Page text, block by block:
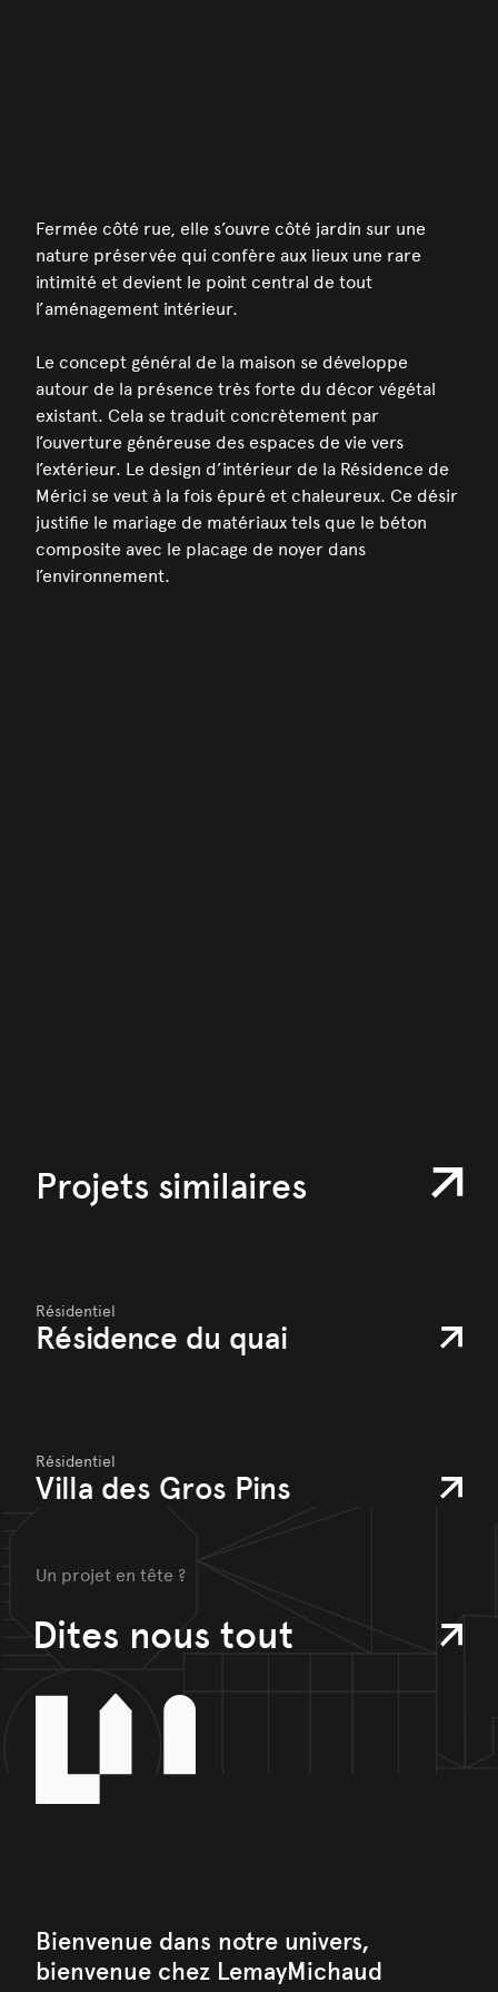
Fermée côté rue, elle s’ouvre côté jardin sur une
nature préservée qui confère aux lieux une rare
intimité et devient le point central de tout
l’aménagement intérieur.
Le concept général de la maison se développe
autour de la présence très forte du décor végétal
existant. Cela se traduit concrètement par
l’ouverture généreuse des espaces de vie vers
l’extérieur. Le design d’intérieur de la Résidence de
Mérici se veut à la fois épuré et chaleureux. Ce désir
justifie le mariage de matériaux tels que le béton
composite avec le placage de noyer dans
l’environnement.
Projets similaires
Résidentiel
Résidence du quai
Résidentiel
Villa des Gros Pins
Un projet en tête ?
Dites nous tout
Bienvenue dans notre univers,
bienvenue chez LemayMichaud